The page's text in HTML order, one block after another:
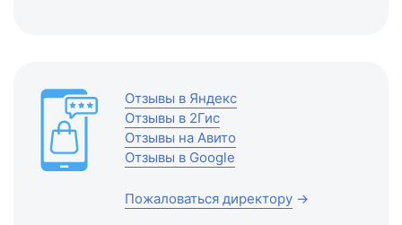
Отзывы в Яндекс
Отзывы в 2Гис
Отзывы на Авито
Отзывы в Google
Пожаловаться директору →